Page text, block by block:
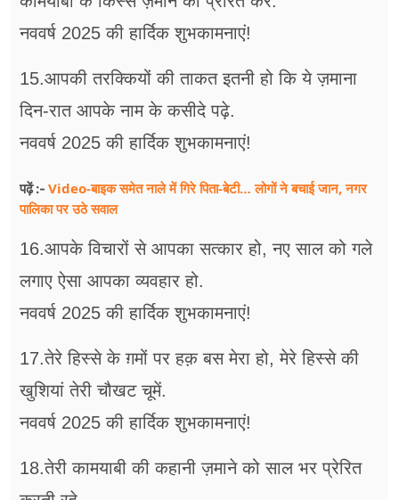
नववर्ष 2025 की हार्दिक शुभकामनाएं!
15.आपकी तरक्कियों की ताकत इतनी हो कि ये ज़माना
दिन-रात आपके नाम के कसीदे पढ़े.
नववर्ष 2025 की हार्दिक शुभकामनाएं!
पढ़ें :- Video-बाइक समेत नाले में गिरे पिता-बेटी… लोगों ने बचाई जान, नगर
पालिका पर उठे सवाल
16.आपके विचारों से आपका सत्कार हो, नए साल को गले
लगाए ऐसा आपका व्यवहार हो.
नववर्ष 2025 की हार्दिक शुभकामनाएं!
17.तेरे हिस्से के ग़मों पर हक़ बस मेरा हो, मेरे हिस्से की
खुशियां तेरी चौखट चूमें.
नववर्ष 2025 की हार्दिक शुभकामनाएं!
18.तेरी कामयाबी की कहानी ज़माने को साल भर प्रेरित